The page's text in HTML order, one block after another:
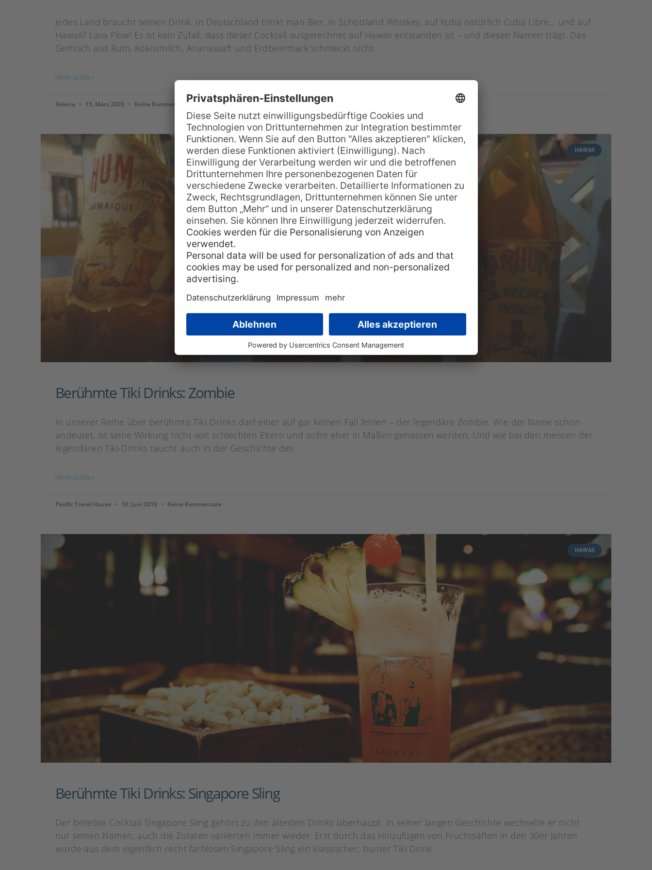
Jedes Land braucht seinen Drink. In Deutschland trinkt man Bier, in Schottland Whiskey, auf Kuba natürlich Cuba Libre… und auf
Hawaii? Lava Flow! Es ist kein Zufall, dass dieser Cocktail ausgerechnet auf Hawaii entstanden ist – und diesen Namen trägt. Das
Gemisch aus Rum, Kokosmilch, Ananassaft und Erdbeermark schmeckt nicht
MEHR LESEN »
Helena 15. März 2020 Keine Kommentare
HAWAII
Berühmte Tiki Drinks: Zombie
In unserer Reihe über berühmte Tiki-Drinks darf einer auf gar keinen Fall fehlen – der legendäre Zombie. Wie der Name schon
andeutet, ist seine Wirkung nicht von schlechten Eltern und sollte eher in Maßen genossen werden. Und wie bei den meisten der
legendären Tiki-Drinks taucht auch in der Geschichte des
MEHR LESEN »
Pacific Travel House 10. Juni 2016 Keine Kommentare
HAWAII
Berühmte Tiki Drinks: Singapore Sling
Der beliebte Cocktail Singapore Sling gehört zu den ältesten Drinks überhaupt. In seiner langen Geschichte wechselte er nicht
nur seinen Namen, auch die Zutaten variierten immer wieder. Erst durch das Hinzufügen von Fruchtsäften in den 30er Jahren
wurde aus dem eigentlich recht farblosen Singapore Sling ein klassischer, bunter Tiki Drink.